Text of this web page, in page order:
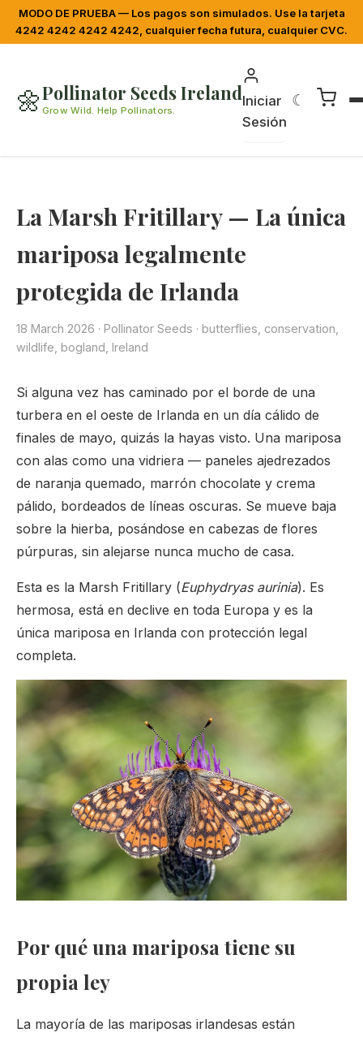
MODO DE PRUEBA — Los pagos son simulados. Use la tarjeta
4242 4242 4242 4242, cualquier fecha futura, cualquier CVC.
🌼Pollinator Seeds Ireland
Grow Wild. Help Pollinators.
Iniciar
Sesión
☾
La Marsh Fritillary — La única
mariposa legalmente
protegida de Irlanda
18 March 2026 · Pollinator Seeds · butterflies, conservation,
wildlife, bogland, Ireland
Si alguna vez has caminado por el borde de una
turbera en el oeste de Irlanda en un día cálido de
finales de mayo, quizás la hayas visto. Una mariposa
con alas como una vidriera — paneles ajedrezados
de naranja quemado, marrón chocolate y crema
pálido, bordeados de líneas oscuras. Se mueve baja
sobre la hierba, posándose en cabezas de flores
púrpuras, sin alejarse nunca mucho de casa.
Esta es la Marsh Fritillary (Euphydryas aurinia). Es
hermosa, está en declive en toda Europa y es la
única mariposa en Irlanda con protección legal
completa.
Por qué una mariposa tiene su
propia ley
La mayoría de las mariposas irlandesas están